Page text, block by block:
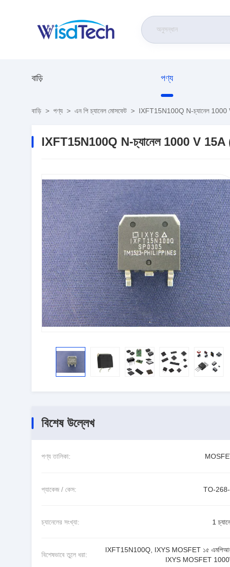
বাড়ি পণ্য
বাড়ি > পণ্য > এন পি চ্যানেল মোসফেট > IXFT15N100Q N-চ্যানেল 1000
IXFT15N100Q N-চ্যানেল 1000 V 15A
বিশেষ উল্লেখ
পণ্য তালিকা:
প্যাকেজ / কেস: TO-
চ্যানেলের সংখ্যা: 1
বিশেষভাবে তুলে ধরা:
IXFT15N100Q, IXYS MOSFET ১৫
IXYS MOSFET